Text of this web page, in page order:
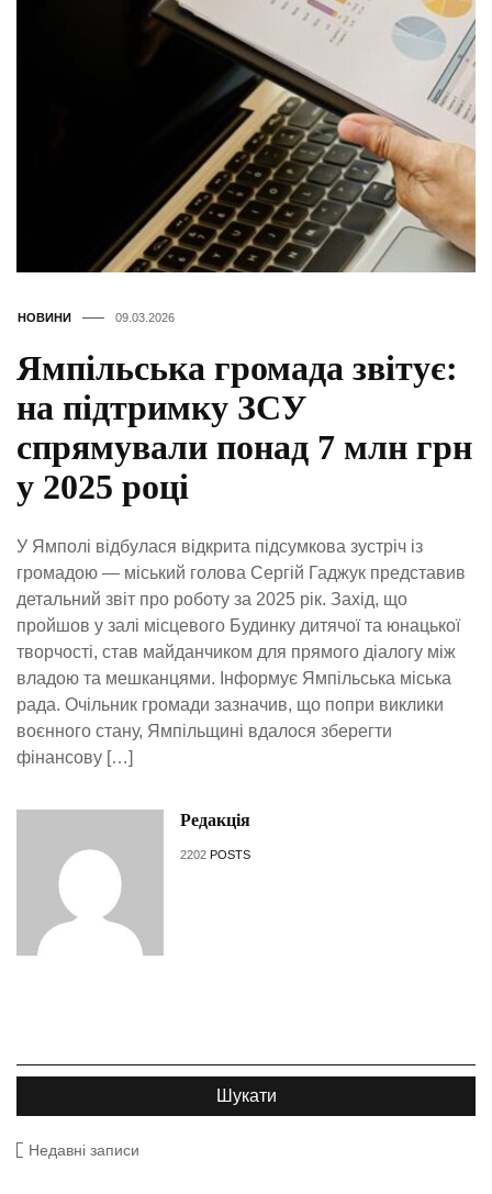
НОВИНИ 09.03.2026
Ямпільська громада звітує:
на підтримку ЗСУ
спрямували понад 7 млн грн
у 2025 році
У Ямполі відбулася відкрита підсумкова зустріч із
громадою — міський голова Сергій Гаджук представив
детальний звіт про роботу за 2025 рік. Захід, що
пройшов у залі місцевого Будинку дитячої та юнацької
творчості, став майданчиком для прямого діалогу між
владою та мешканцями. Інформує Ямпільська міська
рада. Очільник громади зазначив, що попри виклики
воєнного стану, Ямпільщині вдалося зберегти
фінансову […]
Редакція
2202 POSTS
Недавні записи